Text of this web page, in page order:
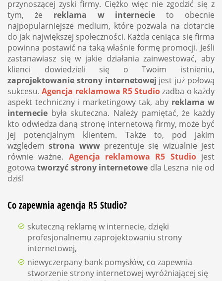
przynoszącej zyski firmy. Ciężko więc nie zgodzić się z
tym, że reklama w internecie to obecnie
najpopularniejsze medium, które pozwala na dotarcie
do jak największej społeczności. Każda ceniąca się firma
powinna postawić na taką właśnie formę promocji. Jeśli
zastanawiasz się w jakie działania zainwestować, aby
klienci dowiedzieli się o Twoim istnieniu,
zaprojektowanie strony internetowej jest już połową
sukcesu.Agencja reklamowa R5 Studiozadba o każdy
aspekt techniczny i marketingowy tak, aby reklama w
internecie była skuteczna. Należy pamiętać, że każdy
kto odwiedza daną stronę internetową firmy, może być
jej potencjalnym klientem. Także to, pod jakim
względemstrona wwwprezentuje się wizualnie jest
równie ważne. Agencja reklamowa R5 Studiojest
gotowatworzyć strony internetowe dla Leszna nie od
dziś!
Co zapewnia agencja R5 Studio?
skuteczną reklamę w internecie, dzięki
profesjonalnemu zaprojektowaniu strony
internetowej,
niewyczerpany bank pomysłów, co zapewnia
stworzenie strony internetowej wyróżniającej się